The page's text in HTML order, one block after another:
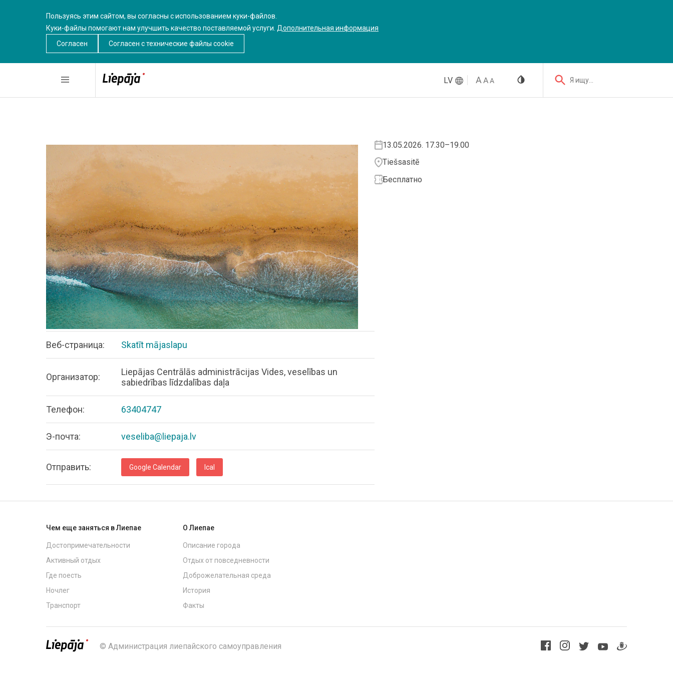
Пользуясь этим сайтом, вы согласны с использованием куки-файлов.
Куки-файлы помогают нам улучшить качество поставляемой услуги. Дополнительная информация
Согласен
Согласен c технические файлы cookie
LV Я ищу...
13.05.2026. 17.30–19.00
Tiešsasitē
Бесплатно
Bеб-страница: Skatīt mājaslapu
Организатор:
Liepājas Centrālās administrācijas Vides, veselības un
sabiedrības līdzdalības daļa
Телефон: 63404747
Э-почта: veseliba@liepaja.lv
Oтправить: Google Calendar Ical
Чем еще заняться в Лиепае
Достопримечательности
Активный отдых
Где поесть
Ночлег
Транспорт
О Лиепае
Описание города
Отдых от повседневности
Доброжелательная среда
История
Факты
© Администрация лиепайского самоуправления